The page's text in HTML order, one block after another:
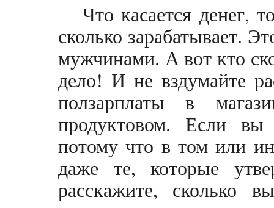
Что касается денег,
сколько зарабатывает.
мужчинами. А вот кто
дело! И не вздумайте
ползарплаты в
продуктовом. Если вы
потому что в том или
даже те, которые
расскажите, сколько